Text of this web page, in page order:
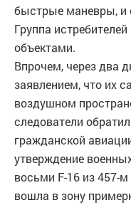
быстрые маневры, и
Группа
объектами.
Впрочем, через два
заявлением, что их
воздушном
следователи
гражданской
утверждение
восьми F-16 из 457-
вошла в зону